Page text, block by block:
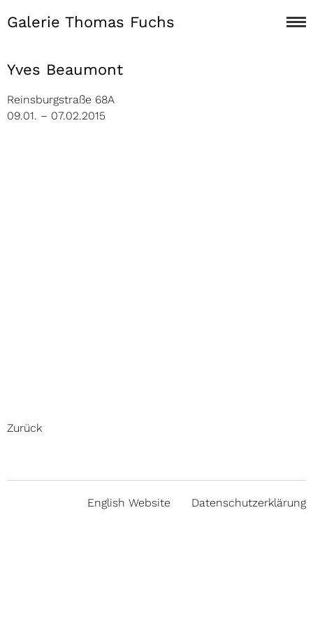
Galerie Thomas Fuchs
Yves Beaumont
Reinsburgstraße 68A
09.01. – 07.02.2015
Zurück
English Website Datenschutzerklärung